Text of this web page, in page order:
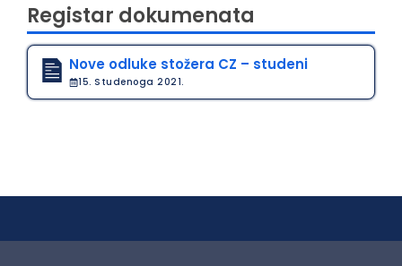
Registar dokumenata
Nove odluke stožera CZ – studeni
15. Studenoga 2021.